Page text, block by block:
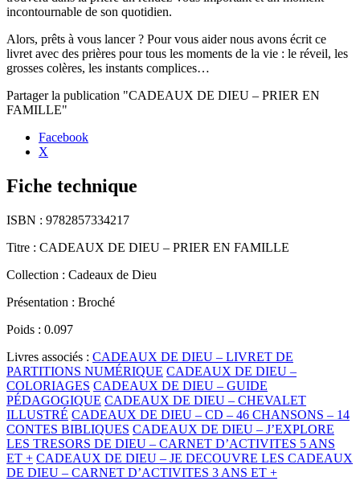
incontournable de son quotidien.
Alors, prêts à vous lancer ? Pour vous aider nous avons écrit ce
livret avec des prières pour tous les moments de la vie : le réveil, les
grosses colères, les instants complices…
Partager la publication "CADEAUX DE DIEU – PRIER EN
FAMILLE"
Facebook
X
Fiche technique
ISBN : 9782857334217
Titre : CADEAUX DE DIEU – PRIER EN FAMILLE
Collection : Cadeaux de Dieu
Présentation : Broché
Poids : 0.097
Livres associés : CADEAUX DE DIEU – LIVRET DE
PARTITIONS NUMÉRIQUE CADEAUX DE DIEU –
COLORIAGES CADEAUX DE DIEU – GUIDE
PÉDAGOGIQUE CADEAUX DE DIEU – CHEVALET
ILLUSTRÉ CADEAUX DE DIEU – CD – 46 CHANSONS – 14
CONTES BIBLIQUES CADEAUX DE DIEU – J’EXPLORE
LES TRESORS DE DIEU – CARNET D’ACTIVITES 5 ANS
ET + CADEAUX DE DIEU – JE DECOUVRE LES CADEAUX
DE DIEU – CARNET D’ACTIVITES 3 ANS ET +